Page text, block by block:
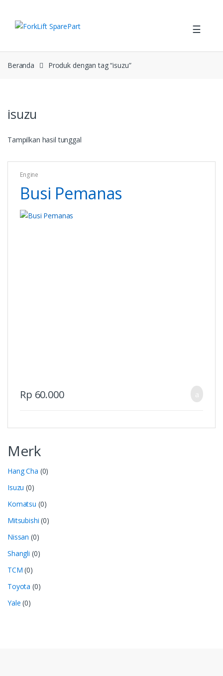
navigation
content
☰
Beranda Produk dengan tag “isuzu”
isuzu
Tampilkan hasil tunggal
Engine
Busi Pemanas
Rp 60.000
Merk
Hang Cha (0)
Isuzu (0)
Komatsu (0)
Mitsubishi (0)
Nissan (0)
Shangli (0)
TCM (0)
Toyota (0)
Yale (0)